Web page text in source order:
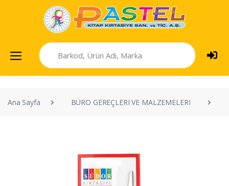
Ana Sayfa BÜRO GEREÇLERI VE MALZEMELERI